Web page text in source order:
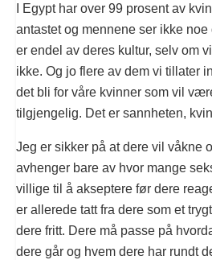
I Egypt har over 99 prosent av
antastet og mennene ser ikke
er endel av deres kultur, selv om
ikke. Og jo flere av dem vi tillater
det bli for våre kvinner som vil
tilgjengelig. Det er sannheten,
Jeg er sikker på at dere vil våkne
avhenger bare av hvor mange
villige til å akseptere før dere
er allerede tatt fra dere som et
dere fritt. Dere må passe på
dere går og hvem dere har rundt